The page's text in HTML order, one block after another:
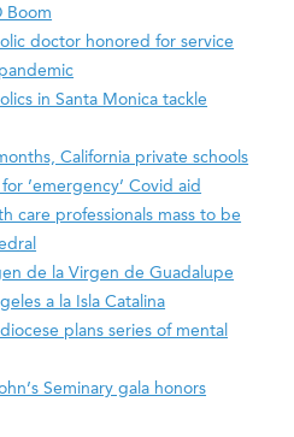
Boom
doctor honored for service
in Santa Monica tackle
California private schools
’emergency’ Covid aid
care professionals mass to be
de la Virgen de Guadalupe
a la Isla Catalina
plans series of mental
Seminary gala honors